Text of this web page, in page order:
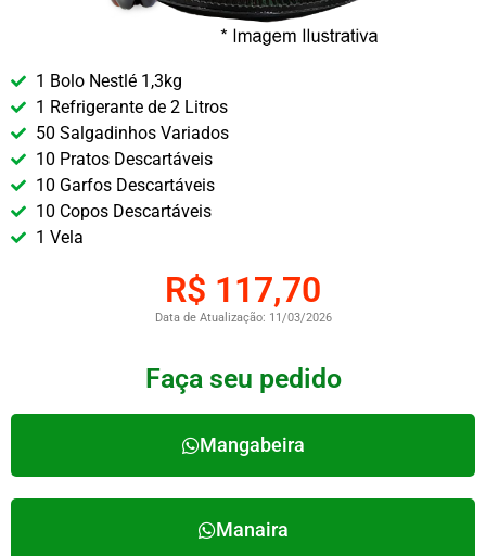
Faça seu pedido
Mangabeira
Manaira
1 Bolo Nestlé 1,3kg
1 Refrigerante de 2 Litros
50 Salgadinhos Variados
10 Pratos Descartáveis
10 Garfos Descartáveis
10 Copos Descartáveis
1 Vela
R$ 117,70
Data de Atualização: 11/03/2026